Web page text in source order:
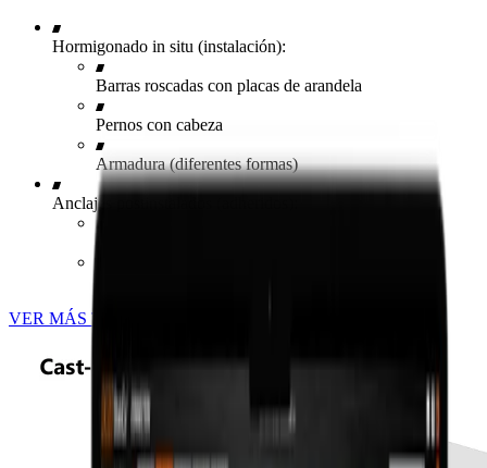
Hormigonado in situ (instalación):
Barras roscadas con placas de arandela
Pernos con cabeza
Armadura (diferentes formas)
Anclajes postinstalados (adheridos):
Barras roscadas rectas
VER MÁS TIPOS DE ANCLAJE